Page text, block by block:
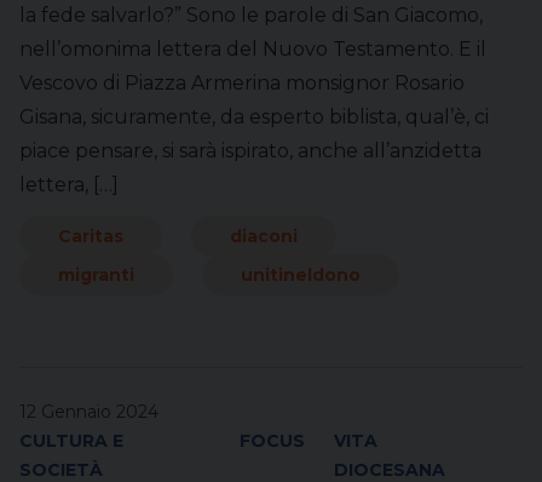
la fede salvarlo?” Sono le parole di San Giacomo,
nell’omonima lettera del Nuovo Testamento. E il
Vescovo di Piazza Armerina monsignor Rosario
Gisana, sicuramente, da esperto biblista, qual’è, ci
piace pensare, si sarà ispirato, anche all’anzidetta
lettera, […]
Caritas
diaconi
migranti
unitineldono
12 Gennaio 2024
CULTURA E
SOCIETÀ
FOCUS
VITA
DIOCESANA